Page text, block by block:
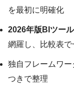
を最初に明確化
2026年版BIツー
網羅し、比較表で
独自フレームワー
つきで整理